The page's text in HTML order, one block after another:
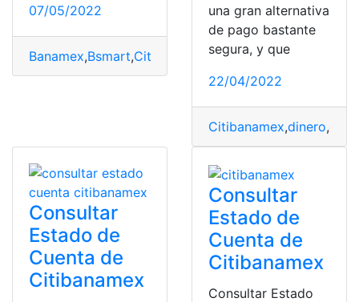
07/05/2022
Banamex,Bsmart,Citibanamex,Mexico ,Tarjeta de
una gran alternativa
de pago bastante
segura, y que
22/04/2022
Citibanamex,dinero,
Consultar
Estado de
Cuenta de
Citibanamex
Consultar
Estado de
Cuenta de
Citibanamex
Consultar Estado